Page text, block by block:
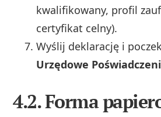
kwalifikowany, profil
certyfikat celny).
Wyślij deklarację i
Urzędowe
4.2. Forma